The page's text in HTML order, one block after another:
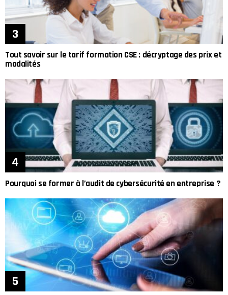
Tout savoir sur le tarif formation CSE : décryptage des prix et
modalités
Pourquoi se former à l’audit de cybersécurité en entreprise ?